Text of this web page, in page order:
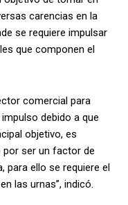
carencias en la
se requiere impulsar
que componen el
comercial para
debido a que
objetivo, es
ser un factor de
para ello se requiere el
las urnas”, indicó.